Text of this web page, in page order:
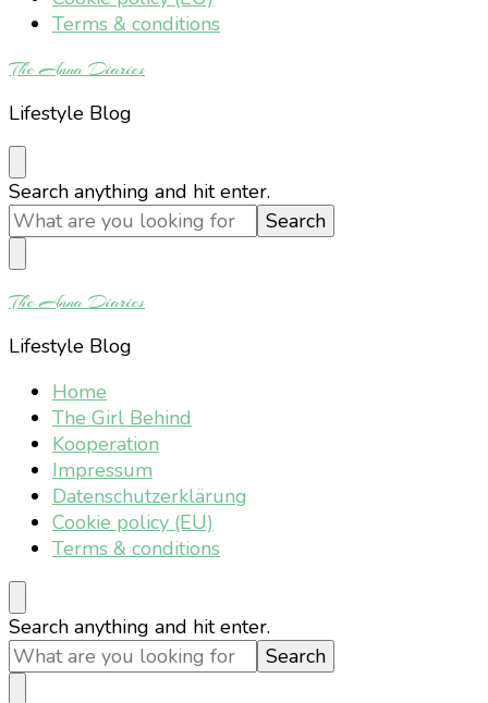
Terms & conditions
The Anna Diaries
Lifestyle Blog
Looking
for
Something?
Search anything and hit enter.
The Anna Diaries
Lifestyle Blog
Home
The Girl Behind
Kooperation
Impressum
Datenschutzerklärung
Cookie policy (EU)
Terms & conditions
Looking
for
Something?
Search anything and hit enter.